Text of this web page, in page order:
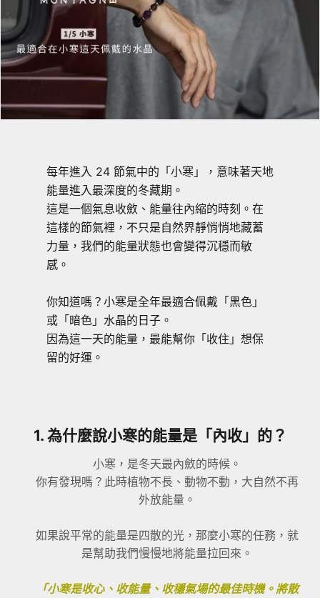
每年進入 24 節氣中的「小寒」，意味著天地
能量進入最深度的冬藏期。
這是一個氣息收斂、能量往內縮的時刻。在
這樣的節氣裡，不只是自然界靜悄悄地藏蓄
力量，我們的能量狀態也會變得沉穩而敏
感。
你知道嗎？小寒是全年最適合佩戴「黑色」
或「暗色」水晶的日子。
因為這一天的能量，最能幫你「收住」想保
留的好運。
1. 為什麼說小寒的能量是「內收」的？
小寒，是冬天最內斂的時候。
你有發現嗎？此時植物不長、動物不動，大自然不再
外放能量。
如果說平常的能量是四散的光，那麼小寒的任務，就
是幫助我們慢慢地將能量拉回來。
「小寒是收心、收能量、收穩氣場的最佳時機。將散